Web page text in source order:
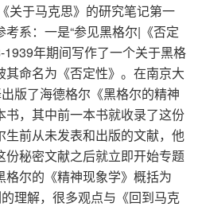
关于马克思》的研究笔记第一
考系：一是“参见黑格尔| 《否定
1939年期间写作了一个关于黑格
命名为《否定性》。在南京大
版了海德格尔《黑格尔的精神
，其中前一本书就收录了这份
前从未发表和出版的文献，他
秘密文献之后就立即开始专题
尔的《精神现象学》概括为
理解，很多观点与《回到马克